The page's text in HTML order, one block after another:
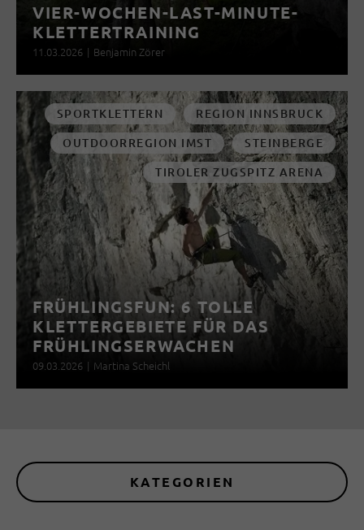
VIER-WOCHEN-LAST-MINUTE-
KLETTERTRAINING
11.03.2026 | Benjamin Zörer
SPORTKLETTERN
REGION INNSBRUCK
OUTDOORREGION IMST
STEINBERGE
TIROLER ZUGSPITZ ARENA
FRÜHLINGSFUN: 6 TOLLE
KLETTERGEBIETE FÜR DAS
FRÜHLINGSERWACHEN
09.03.2026 | Martina Scheichl
KATEGORIEN